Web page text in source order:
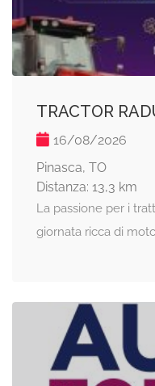
TRACTOR
16/08/2026
Pinasca, TO
Distanza: 13,3 km
La passione per i
giornata ricca di